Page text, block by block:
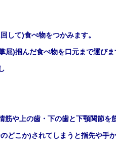
して)食べ物をつかみます。
屈)掴んだ食べ物を口元まで運びま
や上の歯・下の歯と下顎関節を
どこか)されてしまうと指先や手